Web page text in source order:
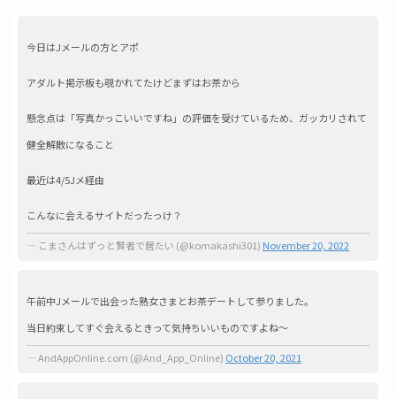
今日はJメールの方とアポ
アダルト掲示板も覗かれてたけどまずはお茶から
懸念点は「写真かっこいいですね」の評価を受けているため、ガッカリされて
健全解散になること
最近は4/5Jメ経由
こんなに会えるサイトだったっけ？
— こまさんはずっと賢者で居たい (@komakashi301) November 20, 2022
午前中Jメールで出会った熟女さまとお茶デートして参りました。
当日約束してすぐ会えるときって気持ちいいものですよね〜
— AndAppOnline.com (@And_App_Online) October 20, 2021